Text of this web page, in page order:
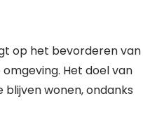
op het bevorderen van
Het doel van
wonen, ondanks